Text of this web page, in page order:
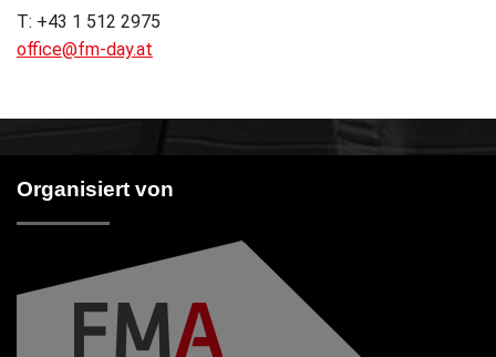
T: +43 1 512 2975
office@fm-day.at
Organisiert von